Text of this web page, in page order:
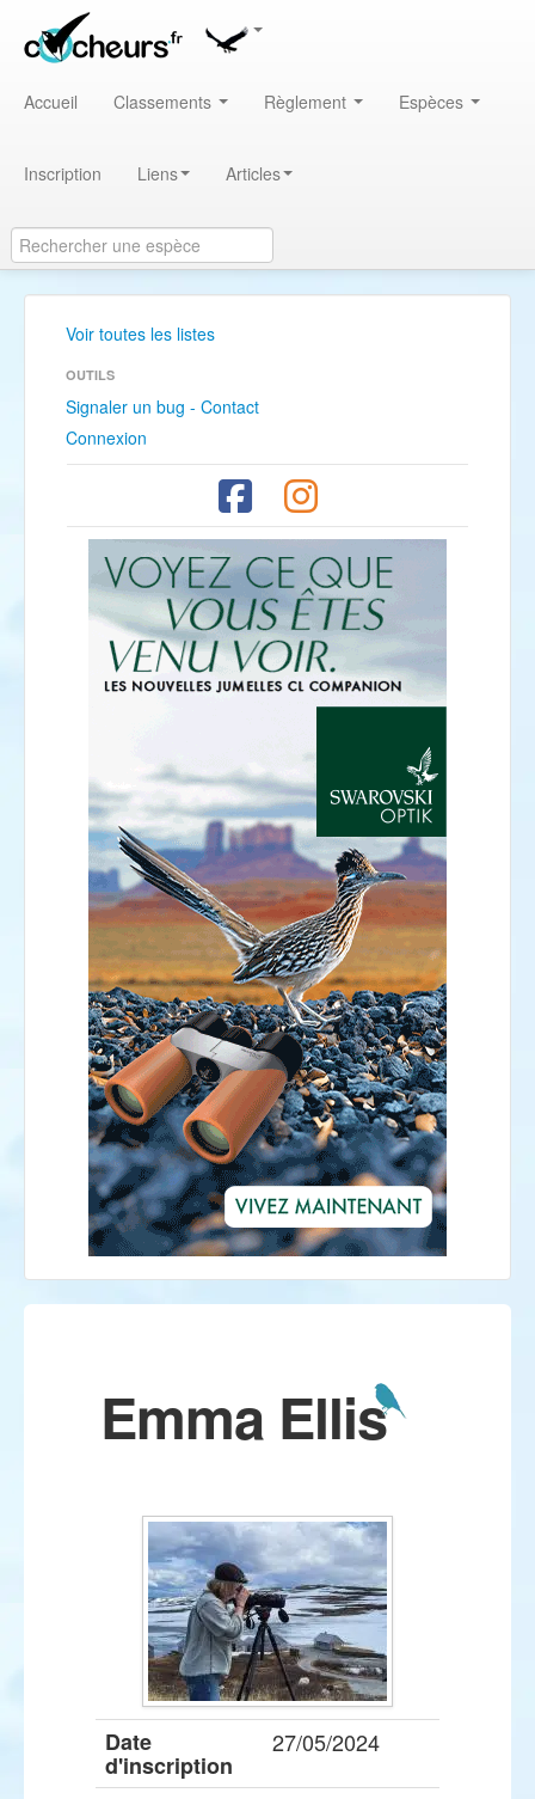
Accueil Classements Règlement Espèces
Inscription Liens Articles
Voir toutes les listes
OUTILS
Signaler un bug - Contact
Connexion
Emma Ellis
Date
d'inscription
27/05/2024